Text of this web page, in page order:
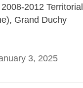
2012 Territorial
Grand Duchy
3, 2025